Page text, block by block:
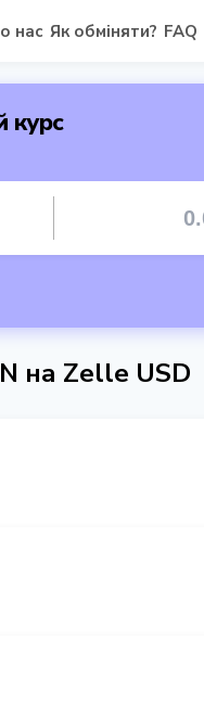
нас Як обміняти? FAQ
курс
на Zelle USD